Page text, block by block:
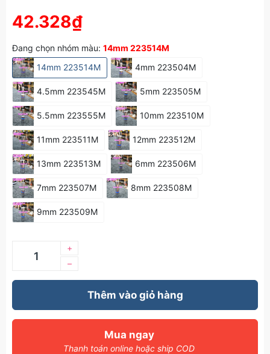
42.328₫
Đang chọn nhóm màu: 14mm 223514M
14mm 223514M
4mm 223504M
4.5mm 223545M 5mm 223505M
5.5mm 223555M 10mm 223510M
11mm 223511M 12mm 223512M
13mm 223513M 6mm 223506M
7mm 223507M 8mm 223508M
9mm 223509M
–
+
Thêm vào giỏ hàng
Mua ngay
Thanh toán online hoặc ship COD